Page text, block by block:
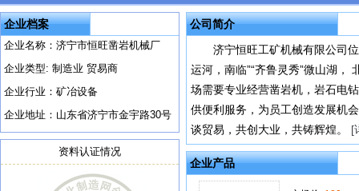
企业档案
企业名称：济宁市恒旺凿岩机械厂
企业类型: 制造业 贸易商
企业行业：矿冶设备
企业地址：山东省济宁市金宇路30号
资料认证情况
公司简介
济宁恒旺工矿机械有限公司
运河，南临”“齐鲁灵秀”微山湖，
场需要专业经营凿岩机，岩石电
供便利服务，为员工创造发展机
谈贸易，共创大业，共铸辉煌。 [
企业产品